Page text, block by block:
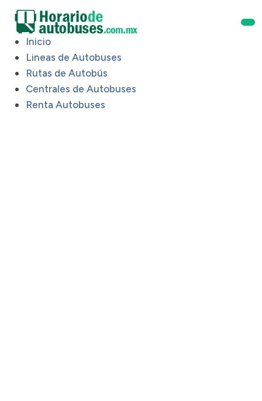
Inicio
Lineas de Autobuses
Rutas de Autobús
Centrales de Autobuses
Renta Autobuses